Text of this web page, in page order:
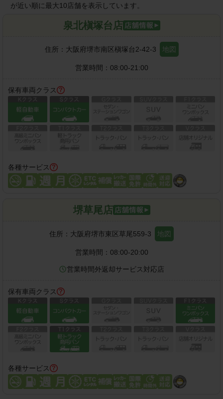
が近い順に最大10店舗を表示しています。
泉北槇塚台店
住所： 大阪府堺市南区槇塚台2-42-3 地図
営業時間： 08:00-21:00
保有車両クラス
各種サービス
堺草尾店
住所： 大阪府堺市東区草尾559-3 地図
営業時間： 08:00-20:00
営業時間外返却サービス対応店
保有車両クラス
各種サービス